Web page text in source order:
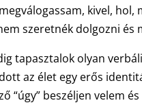
kivel,
szeretnék dolgozni és
tapasztalok olyan
az élet egy erős
“úgy” beszéljen velem